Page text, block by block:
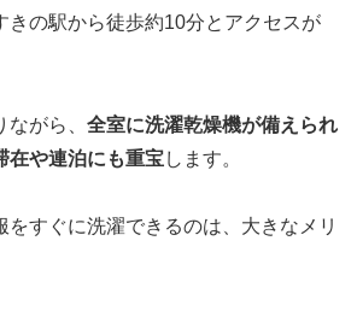
きの駅から徒歩約10分とアクセスが
がら、 全室に洗濯乾燥機が備えられ
在や連泊にも重宝します。
をすぐに洗濯できるのは、大きなメリ